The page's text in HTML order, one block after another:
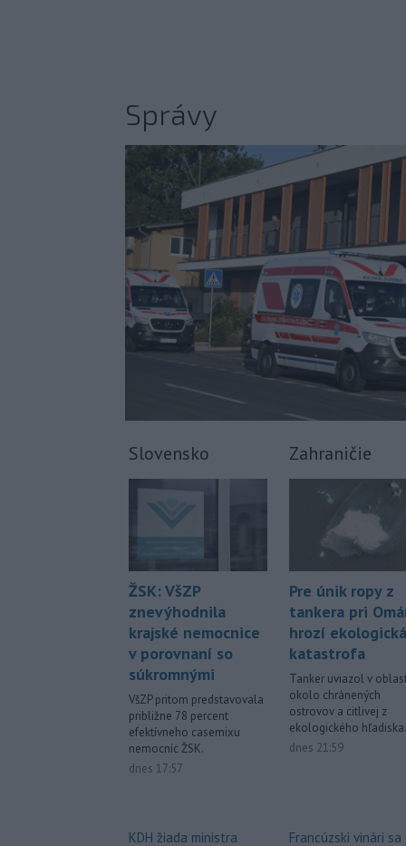
Správy
Slovensko
ŽSK: VšZP
znevýhodnila
krajské nemocnice
v porovnaní so
súkromnými
VšZP pritom predstavovala
približne 78 percent
efektívneho casemixu
nemocníc ŽSK.
dnes 17:57
KDH žiada ministra
Zahraničie
Pre únik ropy z
tankera pri
hrozí ekologická
katastrofa
Tanker uviazol v
okolo chránených
ostrovov a citlivej z
ekologického hľadiska.
dnes 21:59
Francúzski vinári sa